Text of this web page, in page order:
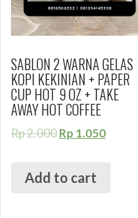
SABLON 2 WARNA GELAS
KOPI KEKINIAN + PAPER
CUP HOT 9 OZ + TAKE
AWAY HOT COFFEE
Rp2.000Rp 1.050
Add to cart